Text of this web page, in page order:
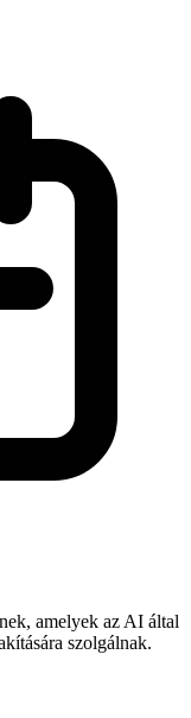
amelyek az AI által
szolgálnak.